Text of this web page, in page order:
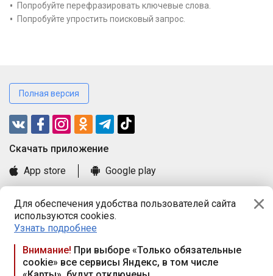
Для обеспечения удобства пользователей сайта
используются cookies.
Узнать подробнее
Внимание! При выборе «Только обязательные
cookie» все сервисы Яндекс, в том числе
Попробуйте перефразировать ключевые слова.
Попробуйте упростить поисковый запрос.
Полная версия
Cкачать приложение
App store
Google play
Книга замечаний и предложений
Правила и документы
Praca.by © 2000—2026, ООО «ПРАЦА БАЙ»
Республика Беларусь, 220114, г. Минск, пр-т Независимости
117а, пом. № 9.